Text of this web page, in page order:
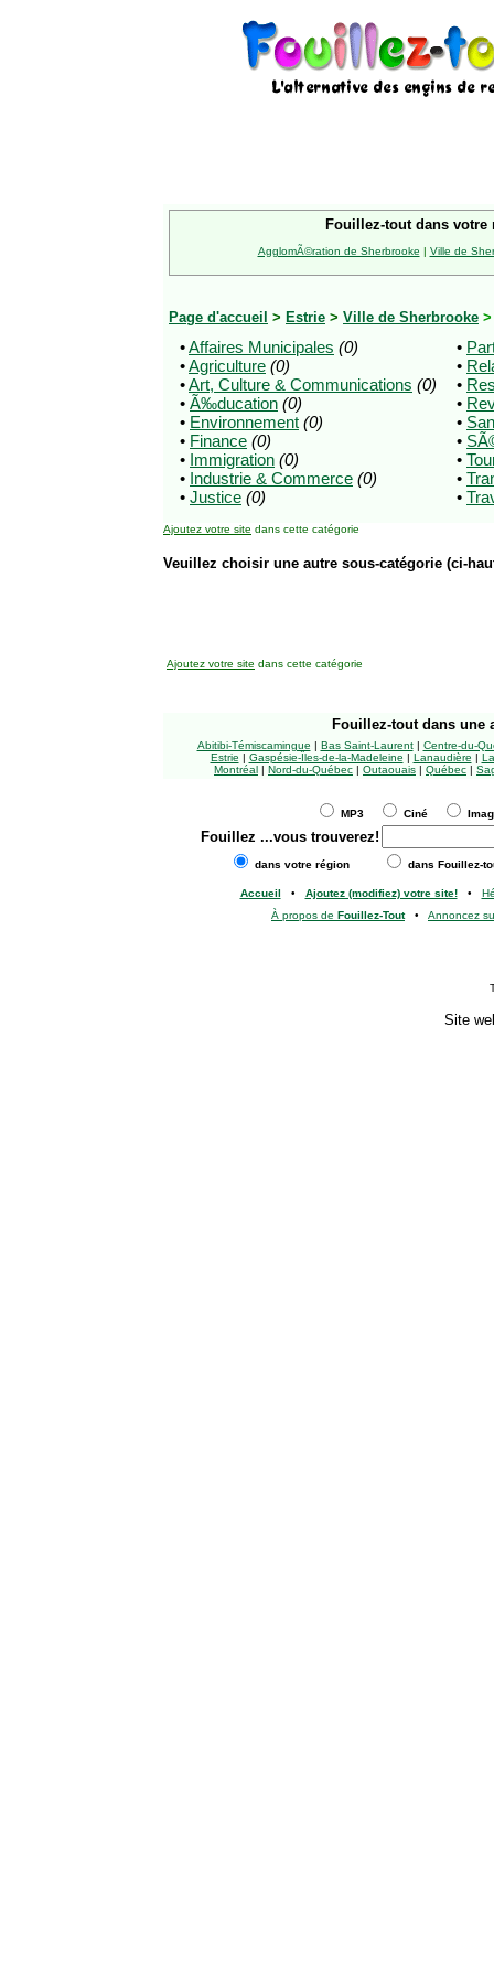
Fouillez-tout dans votre
AgglomÃ©ration de Sherbrooke | Ville de
Page d'accueil > Estrie > Ville de Sherbrooke
•Affaires Municipales (0)
•Agriculture (0)
•Art, Culture & Communications (0)
• Ã‰ducation (0)
• Environnement (0)
• Finance (0)
• Immigration (0)
• Industrie & Commerce (0)
• Justice (0)
•
•
•
•
•
•
•
•
•
Ajoutez votre site dans cette catégorie
Veuillez choisir une autre sous-catégorie (ci-
Ajoutez votre site dans cette catégorie
Fouillez-tout dans une
Abitibi-Témiscamingue | Bas Saint-Laurent| Centre-du-
Estrie | Gaspésie-Îles-de-la-Madeleine | Lanaudière |
Montréal | Nord-du-Québec | Outaouais | Québec |
MP3 Ciné
Fouillez ...vous trouverez!
dans votre région dans Fouillez-
Accueil • Ajoutez (modifiez) votre site!•
À propos de Fouillez-Tout• Annoncez
Site